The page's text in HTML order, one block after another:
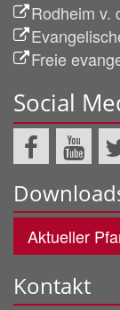
Rodheim v.
Freie
Social
Aktueller
Kontakt